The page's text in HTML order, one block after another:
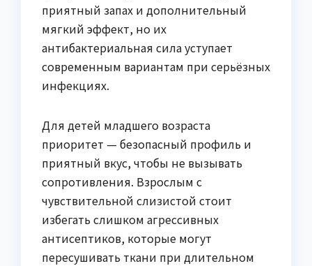
приятный запах и дополнительный
мягкий эффект, но их
антибактериальная сила уступает
современным вариантам при серьёзных
инфекциях.
Для детей младшего возраста
приоритет — безопасный профиль и
приятный вкус, чтобы не вызывать
сопротивления. Взрослым с
чувствительной слизистой стоит
избегать слишком агрессивных
антисептиков, которые могут
пересушивать ткани при длительном